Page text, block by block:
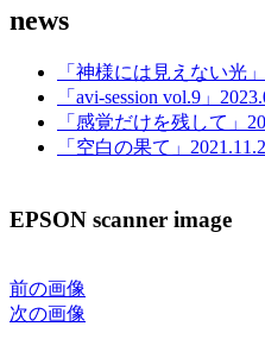
news
「神様には見えない光
「avi-session vol.9」
「感覚だけを残して」
「空白の果て」
EPSON scanner image
前の画像
次の画像